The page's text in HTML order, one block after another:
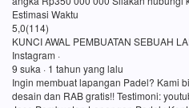
Estimasi Waktu
5,0(114)
KUNCI AWAL PEMBUATAN SEBUAH
Instagram ·
9 suka · 1 tahun yang lalu
Ingin membuat lapangan Padel? Kami
desain dan RAB gratis!! Testimoni: